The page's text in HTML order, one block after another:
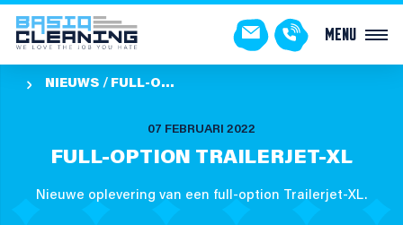
Menu
 NIEUWS FULL-OPTION TRAILERJET-XL
07 FEBRUARI 2022
FULL-OPTION TRAILERJET-XL
Nieuwe oplevering van een full-option Trailerjet-XL.